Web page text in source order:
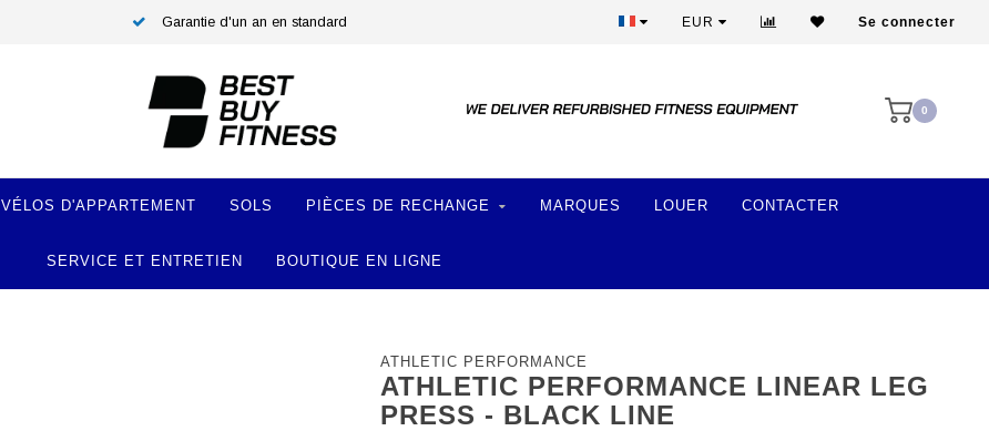
Garantie d'un an en standard Plus de 28 ans d'expérience
EUR Se connecter
0
VÉLOS D'APPARTEMENT SOLS PIÈCES DE RECHANGE MARQUES LOUER CONTACTER
SERVICE ET ENTRETIEN BOUTIQUE EN LIGNE
ATHLETIC PERFORMANCE
ATHLETIC PERFORMANCE LINEAR LEG
PRESS - BLACK LINE